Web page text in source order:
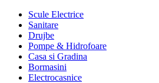
Scule Electrice
Sanitare
Drujbe
Pompe & Hidrofoare
Casa si Gradina
Bormasini
Electrocasnice